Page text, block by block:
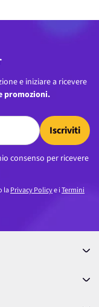
e iniziare a ricevere
promozioni.
Iscriviti
consenso per ricevere
laPrivacy Policye iTermini